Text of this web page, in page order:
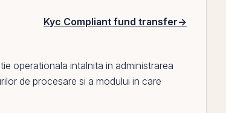
Kyc Compliant fund transfer→
operationala intalnita in administrarea
de procesare si a modului in care